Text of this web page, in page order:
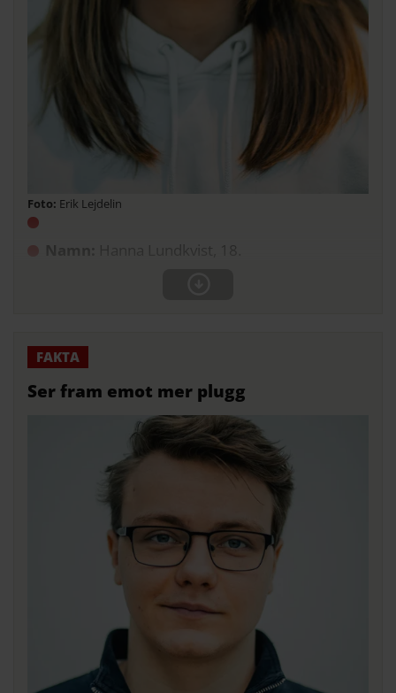
Erik Lejdelin
Namn: Hanna Lundkvist, 18.
Ser fram emot mer plugg